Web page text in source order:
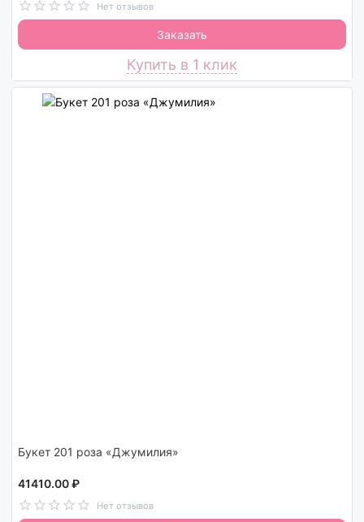
Нет отзывов
Заказать
Купить в 1 клик
Букет 201 роза «Джумилия»
41410.00 ₽
Нет отзывов